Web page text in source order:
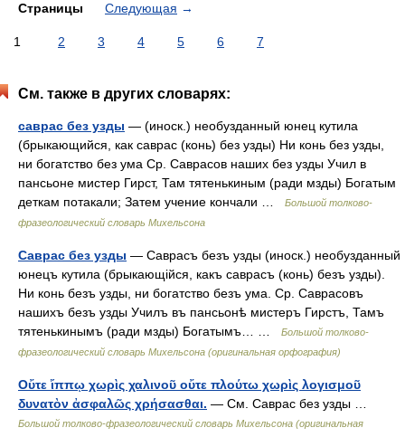
Страницы Следующая →
1 2 3 4 5 6 7
См. также в других словарях:
саврас без узды — (иноск.) необузданный юнец кутила
(брыкающийся, как саврас (конь) без узды) Ни конь без узды,
ни богатство без ума Ср. Саврасов наших без узды Учил в
пансьоне мистер Гирст, Там тятенькиным (ради мзды) Богатым
деткам потакали; Затем учение кончали …
Большой толково-
фразеологический словарь Михельсона
Саврас без узды — Саврасъ безъ узды (иноск.) необузданный
юнецъ кутила (брыкающійся, какъ саврасъ (конь) безъ узды).
Ни конь безъ узды, ни богатство безъ ума. Ср. Саврасовъ
нашихъ безъ узды Училъ въ пансьонѣ мистеръ Гирстъ, Тамъ
тятенькинымъ (ради мзды) Богатымъ… …
Большой толково-
фразеологический словарь Михельсона (оригинальная орфография)
Οὔτε ἴππῳ χωρὶς χαλινοῦ οὔτε πλούτω χωρὶς λογισμοῦ
δυνατὸν ἀσφαλῶς χρήσασθαι. — См. Саврас без узды …
Большой толково-фразеологический словарь Михельсона (оригинальная